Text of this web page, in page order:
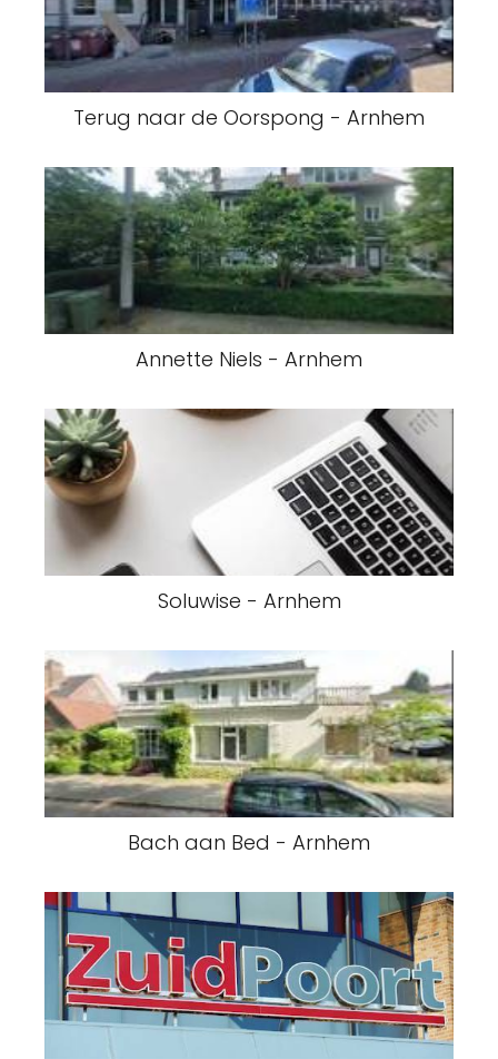
Terug naar de Oorspong - Arnhem
Annette Niels - Arnhem
Soluwise - Arnhem
Bach aan Bed - Arnhem